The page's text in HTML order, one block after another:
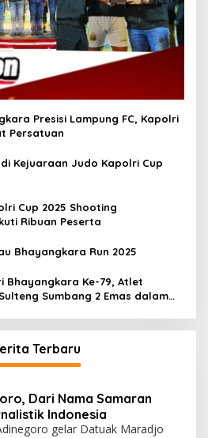
Presisi Lampung FC, Kapolri
Persatuan
Kejuaraan Judo Kapolri Cup
Cup 2025 Shooting
Ribuan Peserta
Bhayangkara Run 2025
Bhayangkara Ke-79, Atlet
Sumbang 2 Emas dalam
Terbaru
Dari Nama Samaran
Indonesia
gelar Datuak Maradjo